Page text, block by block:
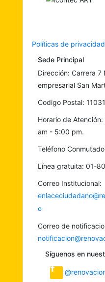
Sede Principal
Dirección: Carrera
empresarial San
Codigo Postal:
Horario de
am - 5:00 pm.
Teléfono
Línea gratuita: 01-
Correo Institucional:
o
Correo de
Síguenos en
Políticas de